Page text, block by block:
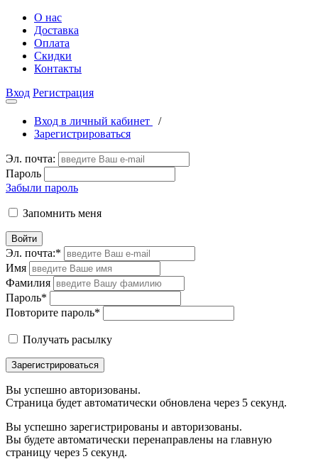
О нас
Доставка
Оплата
Скидки
Контакты
Вход Регистрация
Вход в личный кабинет
/
Зарегистрироваться
Эл. почта:
Пароль
Забыли пароль
Запомнить меня
Войти
Эл. почта:*
Имя
Фамилия
Пароль*
Повторите пароль*
Получать расылку
Зарегистрироваться
Вы успешно авторизованы.
Страница будет автоматически обновлена через 5 секунд.
Вы успешно зарегистрированы и авторизованы.
Вы будете автоматически перенаправлены на главную
страницу через 5 секунд.